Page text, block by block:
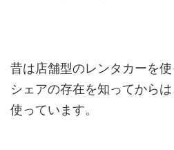
昔は店舗型のレンタカーを
シェアの存在を知ってから
使っています。